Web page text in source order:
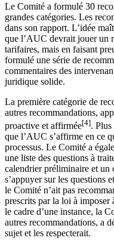
Le Comité a formulé 30
grandes catégories. Les
dans son rapport. L’idée
que l’AUC devrait jouer un
tarifaires, mais en faisant
formulé une série de
commentaires des
juridique solide.
La première catégorie de
autres recommandations,
proactive et affirmée[4].
que l’AUC s’affirme en ce
processus. Le Comité a
une liste des questions à
calendrier préliminaire et un
s’appuyer sur les questions
le Comité n’ait pas
prescrits par la loi à
le cadre d’une instance, la
autres recommandations, a
sujet et les respecterait.